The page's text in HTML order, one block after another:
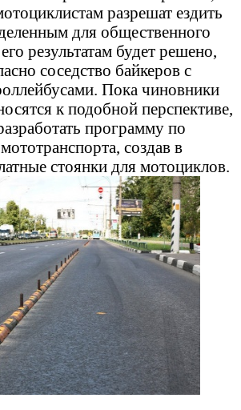
разрешат ездить
для общественного
результатам будет решено,
соседство байкеров с
Пока чиновники
к подобной перспективе,
программу по
создав в
стоянки для мотоциклов.